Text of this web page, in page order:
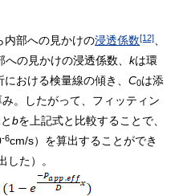
内部への見かけの浸透係数[12]、
への見かけの浸透係数、kは環
における検量線の傾き、C0は添
。したがって、フィッティン
とbを上記式と比較することで、
-6cm/s）を算出することができ
した）。